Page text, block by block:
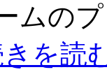
ムの
を読